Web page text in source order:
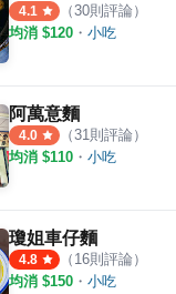
4.1 （30則評論）
均消 $120 ・ 小吃
阿萬意麵
4.0 （31 則評論）
均消 $110 ・ 小吃
瓊姐車仔麵
4.8 （ 16則評論）
均消 $150 ・ 小吃